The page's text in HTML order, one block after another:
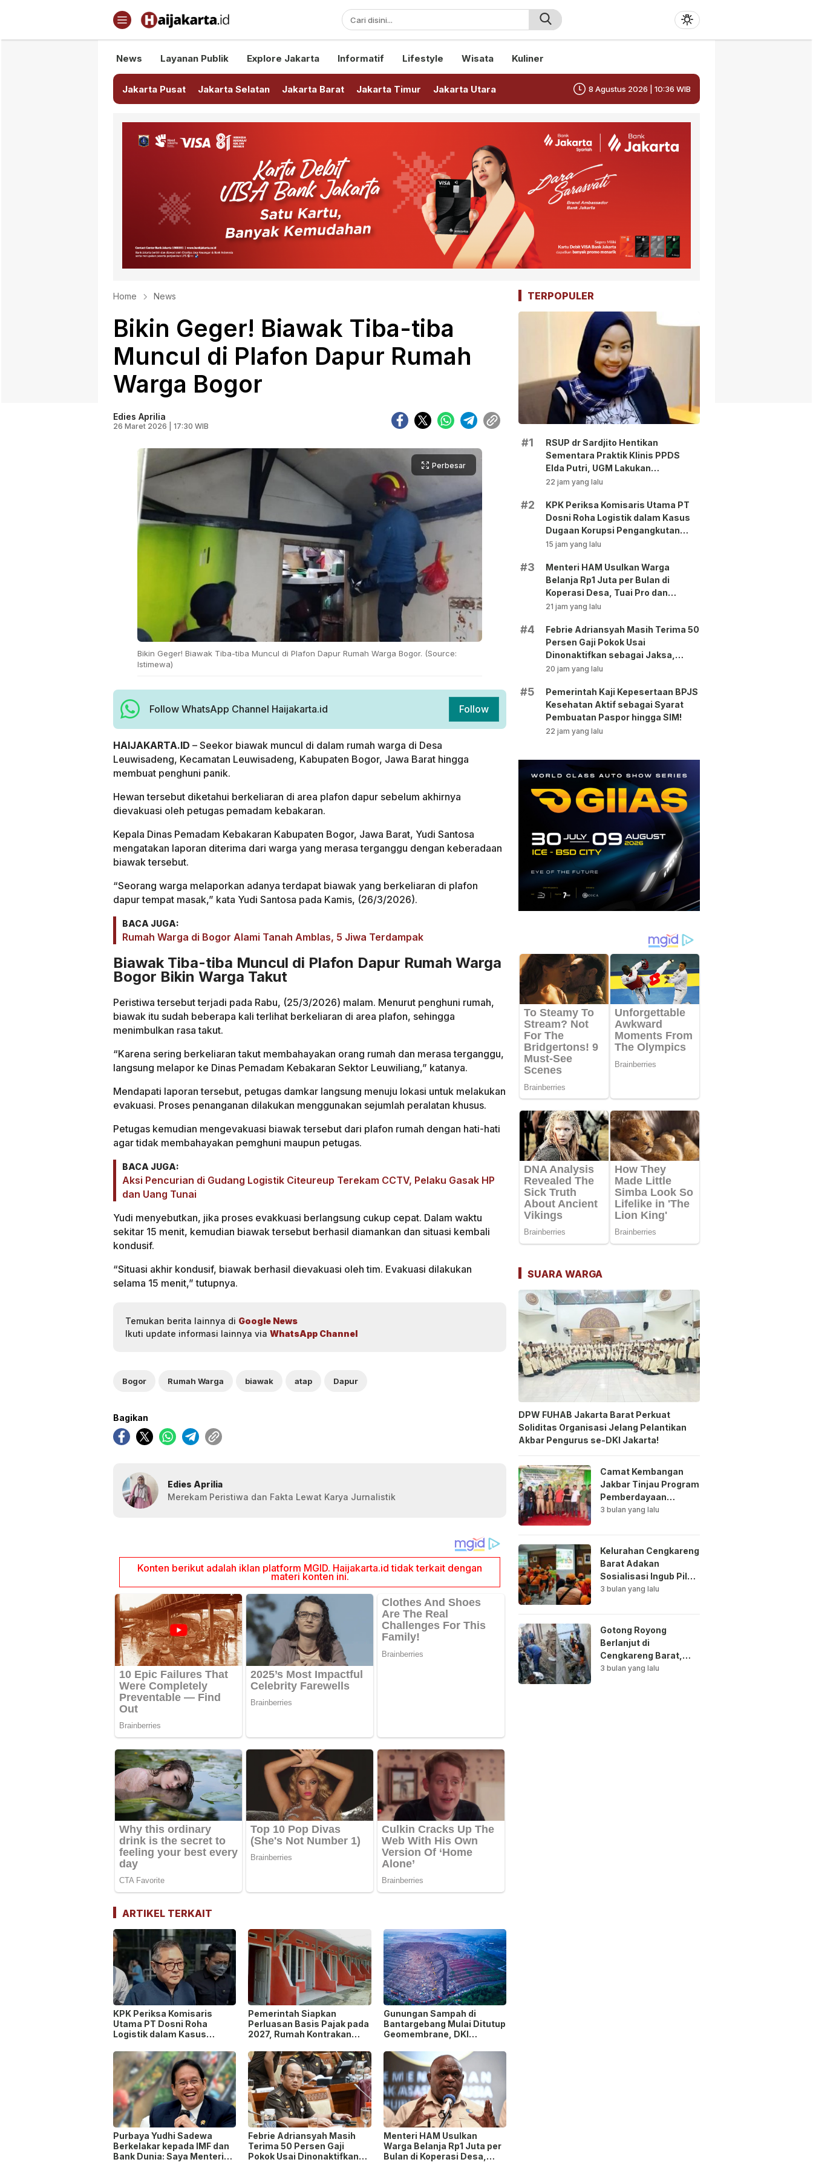
Haijakarta.id
Semua Tentang Jakarta Ada Disini!
News Layanan Publik Explore Jakarta Informatif Lifestyle Wisata Kuliner
Jakarta Pusat Jakarta Selatan Jakarta Barat Jakarta Timur Jakarta Utara 8 Agustus 2026 | 10:36 WIB
Home News
Bikin Geger! Biawak Tiba-tiba
Muncul di Plafon Dapur Rumah
Warga Bogor
Edies Aprilia
26 Maret 2026 | 17:30 WIB
Perbesar
Bikin Geger! Biawak Tiba-tiba Muncul di Plafon Dapur Rumah Warga Bogor. (Source:
Istimewa)
Follow WhatsApp Channel Haijakarta.id Follow
HAIJAKARTA.ID – Seekor biawak muncul di dalam rumah warga di Desa
Leuwisadeng, Kecamatan Leuwisadeng, Kabupaten Bogor, Jawa Barat hingga
membuat penghuni panik.
Hewan tersebut diketahui berkeliaran di area plafon dapur sebelum akhirnya
dievakuasi oleh petugas pemadam kebakaran.
Kepala Dinas Pemadam Kebakaran Kabupaten Bogor, Jawa Barat, Yudi Santosa
mengatakan laporan diterima dari warga yang merasa terganggu dengan keberadaan
biawak tersebut.
“Seorang warga melaporkan adanya terdapat biawak yang berkeliaran di plafon
dapur tempat masak,” kata Yudi Santosa pada Kamis, (26/3/2026).
BACA JUGA:
Rumah Warga di Bogor Alami Tanah Amblas, 5 Jiwa Terdampak
Biawak Tiba-tiba Muncul di Plafon Dapur Rumah Warga
Bogor Bikin Warga Takut
Peristiwa tersebut terjadi pada Rabu, (25/3/2026) malam. Menurut penghuni rumah,
biawak itu sudah beberapa kali terlihat berkeliaran di area plafon, sehingga
menimbulkan rasa takut.
“Karena sering berkeliaran takut membahayakan orang rumah dan merasa terganggu,
langsung melapor ke Dinas Pemadam Kebakaran Sektor Leuwiliang,” katanya.
Mendapati laporan tersebut, petugas damkar langsung menuju lokasi untuk melakukan
evakuasi. Proses penanganan dilakukan menggunakan sejumlah peralatan khusus.
Petugas kemudian mengevakuasi biawak tersebut dari plafon rumah dengan hati-hati
agar tidak membahayakan pemghuni maupun petugas.
BACA JUGA:
Aksi Pencurian di Gudang Logistik Citeureup Terekam CCTV, Pelaku Gasak HP
dan Uang Tunai
Yudi menyebutkan, jika proses evakkuasi berlangsung cukup cepat. Dalam waktu
sekitar 15 menit, kemudian biawak tersebut berhasil diamankan dan situasi kembali
kondusif.
“Situasi akhir kondusif, biawak berhasil dievakuasi oleh tim. Evakuasi dilakukan
selama 15 menit,” tutupnya.
Temukan berita lainnya di Google News
Ikuti update informasi lainnya via WhatsApp Channel
Bogor Rumah Warga biawak atap Dapur
Bagikan
Edies Aprilia
Merekam Peristiwa dan Fakta Lewat Karya Jurnalistik
ARTIKEL TERKAIT
KPK Periksa Komisaris
Utama PT Dosni Roha
Logistik dalam Kasus
Pengangkutan Bansos!
Pemerintah Siapkan
Perluasan Basis Pajak pada
2027, Rumah Kontrakan
Pengawasan!
Gunungan Sampah di
Bantargebang Mulai Ditutup
Geomembrane, DKI
Sistem Open Dumping!
Purbaya Yudhi Sadewa
Berkelakar kepada IMF dan
Bank Dunia: Saya Menteri
Febrie Adriansyah Masih
Terima 50 Persen Gaji
Pokok Usai Dinonaktifkan
Menteri HAM Usulkan
Warga Belanja Rp1 Juta per
Bulan di Koperasi Desa,
TERPOPULER
#1
RSUP dr Sardjito Hentikan
Sementara Praktik Klinis PPDS
Elda Putri, UGM Lakukan
Investigasi!
22 jam yang lalu
#2
KPK Periksa Komisaris Utama PT
Dosni Roha Logistik dalam Kasus
Dugaan Korupsi Pengangkutan
Bansos!
15 jam yang lalu
#3
Menteri HAM Usulkan Warga
Belanja Rp1 Juta per Bulan di
Koperasi Desa, Tuai Pro dan
Kontra!
21 jam yang lalu
#4
Febrie Adriansyah Masih Terima 50
Persen Gaji Pokok Usai
Dinonaktifkan sebagai Jaksa,
Tunjangan ASN Dihentikan!
20 jam yang lalu
#5
Pemerintah Kaji Kepesertaan BPJS
Kesehatan Aktif sebagai Syarat
Pembuatan Paspor hingga SIM!
22 jam yang lalu
SUARA WARGA
DPW FUHAB Jakarta Barat Perkuat
Soliditas Organisasi Jelang Pelantikan
Akbar Pengurus se-DKI Jakarta!
Camat Kembangan
Jakbar Tinjau Program
Pemberdayaan
Lingkungan di Bale
3 bulan yang lalu
Kelurahan Cengkareng
Barat Adakan
Sosialisasi Ingub Pilah
Sampah Kepada PPSU
3 bulan yang lalu
Gotong Royong
Berlanjut di
Cengkareng Barat,
Saluran Air
3 bulan yang lalu